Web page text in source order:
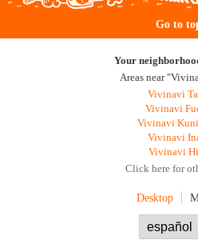
Go to
Your
Areas near
Vivinavi
Vivinavi
Vivinavi
Vivinavi
Vivinavi
Click here for
Desktop